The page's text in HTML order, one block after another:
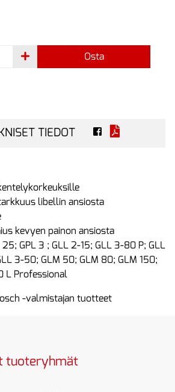
Osta
TIEDOT
libellin ansiosta
kevyen painon ansiosta
25; GPL 3 ; GLL 2-15; GLL 3-80 P; GLL
3-50; GLM 50; GLM 80; GLM 150;
L Professional
-valmistajan tuotteet
tuoteryhmät